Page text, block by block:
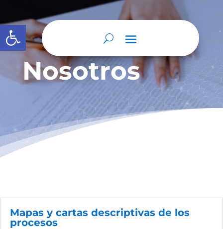
Abrir barra de herramientas
Nosotros
Mapas y cartas descriptivas de los
procesos